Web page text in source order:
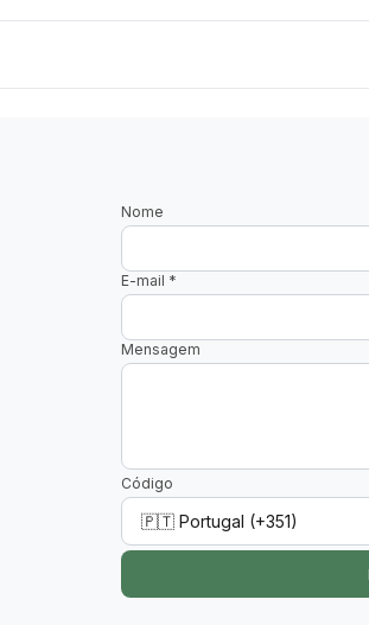
Nome
E-mail *
Mensagem
Código